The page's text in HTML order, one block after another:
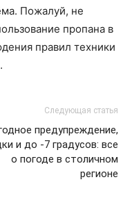
Пожалуй, не
пропана в
правил техники
Следующая статья
предупреждение,
и до -7 градусов: все
о погоде в столичном
регионе